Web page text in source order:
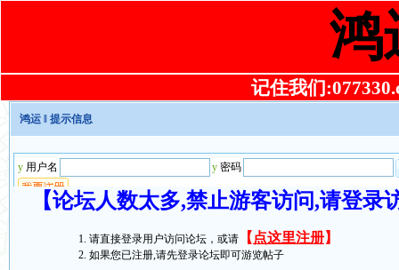
鸿
记住我们
鸿运 ‖ 提示信息
【论坛人数太多,禁止游客访问,请登
请直接登录用户访问论坛，或请 【 点这里注册】
如果您已注册,请先登录论坛即可游览帖子